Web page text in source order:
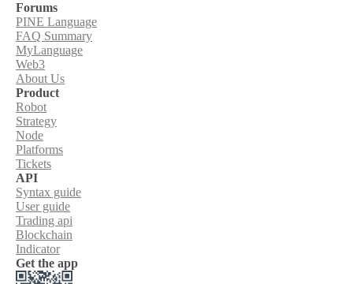
Forums
PINE Language
FAQ Summary
MyLanguage
Web3
About Us
Product
Robot
Strategy
Node
Platforms
Tickets
API
Syntax guide
User guide
Trading api
Blockchain
Indicator
Get the app